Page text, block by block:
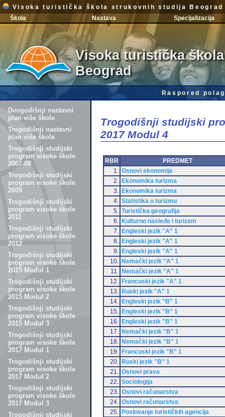
Visoka turistička škola strukovnih studija Beograd
Škola
Nastava Specijalizacija
Visoka turistička
Beograd
Raspored
Dvogodišnji nastavni
plan više škole
Trogodišnji nastavni
plan više škole
Trogodišnji studijski
program visoke škole
2007-08
Trogodišnji studijski
program visoke škole
2009
Trogodišnji studijski
program visoke škole
2011
Trogodišnji studijski
program visoke škole
2012
Trogodišnji studijski
program visoke škole
2015 Modul 1
Trogodišnji studijski
program visoke škole
2015 Modul 2
Trogodišnji studijski
program visoke škole
2015 Modul 3
Trogodišnji studijski
program visoke škole
2017 Modul 1
Trogodišnji studijski
program visoke škole
2017 Modul 2
Trogodišnji studijski
program visoke škole
2017 Modul 3
Trogodišnji studijski
Trogodišnji studijski
2017 Modul 4
RBR
PREDMET
1.
Osnovi ekonomije
2.
Ekonomika turizma
3.
Ekonomika turizma
4.
Statistika u turizmu
5.
Turistička geografija
6.
Kulturno nasleđe i turizam
7.
Engleski jezik "A" 1
8.
Engleski jezik "A" 1
9.
Engleski jezik "A" 1
10.
Nemački jezik "A" 1
11.
Nemački jezik "A" 1
12.
Francuski jezik "A" 1
13.
Ruski jezik "A" 1
14.
Engleski jezik "B" 1
15.
Engleski jezik "B" 1
16.
Engleski jezik "B" 1
17.
Nemački jezik "B" 1
18.
Nemački jezik "B" 1
19.
Francuski jezik "B" 1
20.
Ruski jezik "B" 1
21.
Osnovi prava
22.
Sociologija
23.
Osnovi računarstva
24.
Osnovi računarstva
25.
Poslovanje turističkih agencija